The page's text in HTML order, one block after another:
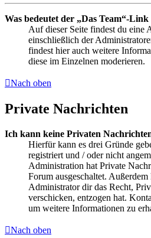
Was bedeutet der „Das Team“-
Auf dieser Seite findest du eine
einschließlich der
findest hier auch weitere
diese im Einzelnen moderieren.
Nach oben
Private Nachrichten
Ich kann keine Privaten
Hierfür kann es drei Gründe
registriert und / oder nicht
Administration hat Private
Forum ausgeschaltet. Außerdem
Administrator dir das Recht,
verschicken, entzogen hat.
um weitere Informationen zu
Nach oben